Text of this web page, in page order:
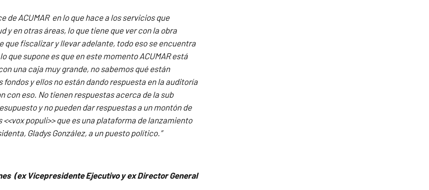
de ACUMAR en lo que hace a los servicios que
y en otras áreas, lo que tiene que ver con la obra
que fiscalizar y llevar adelante, todo eso se encuentra
que supone es que en este momento ACUMAR está
una caja muy grande, no sabemos qué están
fondos y ellos no están dando respuesta en la auditoría
con eso. No tienen respuestas acerca de la sub
y no pueden dar respuestas a un montón de
<<vox populi>> que es una plataforma de lanzamiento
Gladys González, a un puesto político.”
(ex Vicepresidente Ejecutivo y ex Director General